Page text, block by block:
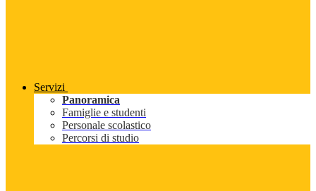
Servizi
Panoramica
Famiglie e studenti
Personale scolastico
Percorsi di studio